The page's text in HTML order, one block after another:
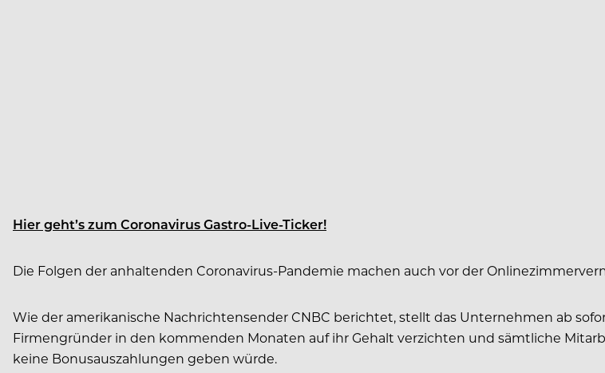
Hier geht’s zum Coronavirus Gastro-Live-Ticker!
Die Folgen der anhaltenden Coronavirus-Pandemie machen auch vor der
Wie der amerikanische Nachrichtensender CNBC berichtet, stellt das Unternehmen ab
Firmengründer in den kommenden Monaten auf ihr Gehalt verzichten und sämtliche
keine Bonusauszahlungen geben würde.